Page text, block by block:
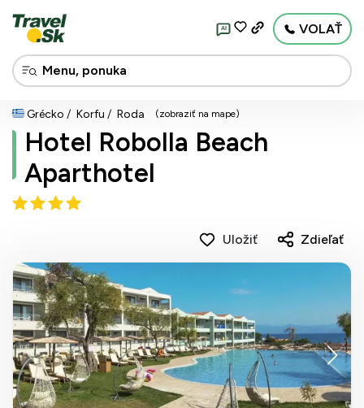
AI VOLAŤ
Grécko Korfu Roda (zobraziť na mape)
Hotel Robolla Beach
Aparthotel
Uložiť Zdieľať